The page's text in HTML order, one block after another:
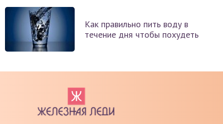
Как правильно пить воду в
течение дня чтобы похудеть